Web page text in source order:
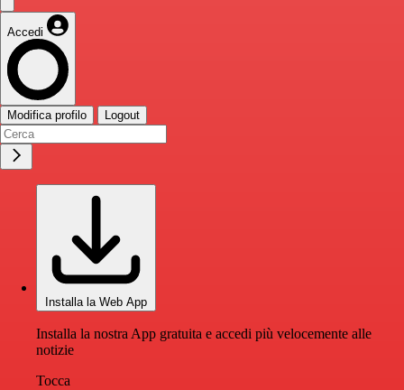
Accedi
Modifica profilo Logout
Installa la Web App
Installa la nostra App gratuita e accedi più velocemente alle
notizie
Tocca